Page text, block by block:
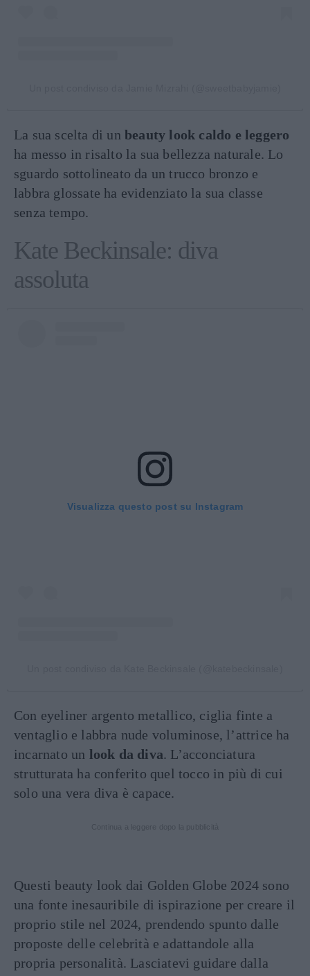
La sua scelta di un beauty look caldo e leggero
ha messo in risalto la sua bellezza naturale. Lo
sguardo sottolineato da un trucco bronzo e
labbra glossate ha evidenziato la sua classe
senza tempo.
Kate Beckinsale: diva
assoluta
Visualizza questo post su Instagram
Con eyeliner argento metallico, ciglia finte a
ventaglio e labbra nude voluminose, l’attrice ha
incarnato un look da diva. L’acconciatura
strutturata ha conferito quel tocco in più di cui
solo una vera diva è capace.
Questi beauty look dai Golden Globe 2024 sono
una fonte inesauribile di ispirazione per creare il
proprio stile nel 2024, prendendo spunto dalle
proposte delle celebrità e adattandole alla
propria personalità. Lasciatevi guidare dalla